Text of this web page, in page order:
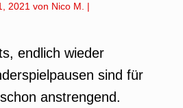
2021 von Nico M.
|
endlich wieder
sind für
anstrengend.